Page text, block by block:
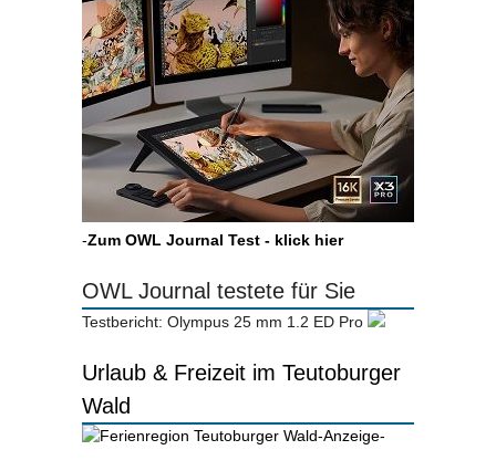
-Zum OWL Journal Test - klick hier
OWL Journal testete für Sie
Testbericht: Olympus 25 mm 1.2 ED Pro
Urlaub & Freizeit im Teutoburger
Wald
-Anzeige-